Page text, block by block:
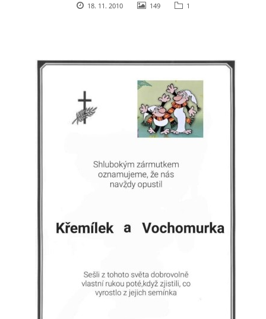
18. 11. 2010 149 1